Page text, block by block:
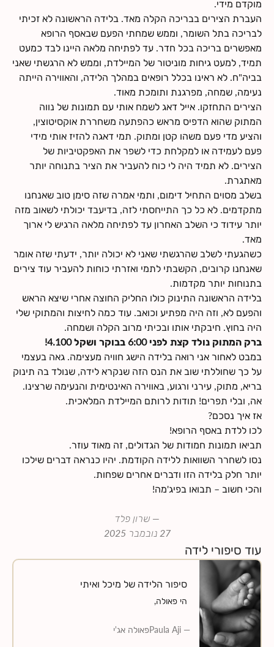
מוקדם מידי.
העברת הצירים בבריכה הקלה מאד. בלידה הראשונה לא זכיתי
לבריכה בתל השומר, וממש שמחתי הפעם שבאסף הרופא
מאפשרים בריכה בכל חדר. עד לפתיחה מלאה היינו לבד כמעט
תמיד, למעט גיחות מוניטור של המיילדת, וממש לא הרגשתי שאני
בביה"ח. לא ראינו בכלל רופאים במהלך הלידה, והאווירה הייתה
נעימה, שמחה, מפרגנת ותומכת מאוד.
הצירים התחזקו. אייל דאג לשמח אותי עם תמונות של נווה
המתוק שהוא הדפיס מראש כהפתעה משחררת אוקסיטוצין,
והציע מדי פעם משהו קטן ומתוק. תמי דאגה להזיז אותי מידי
פעם לעמידה או למקלחת כדי לשפר את האפקטיביות של
הצירים. לא תמיד היה לי כוח להעביר את הציר בתנוחה יותר
מאתגרת.
בשלב מסוים התחיל דימום, ותמי אמרה שזה סימן טוב שאנחנו
מתקדמים. לא כל כך התייחסתי לזה, בדיעבד יכולתי לשאוב מזה
יותר עידוד כי השלב האחרון עד לפתיחה מלאה הרגיש לי ארוך
מאד.
כשהגעתי לשלב שהרגשתי שאני לא יכולה יותר, ידעתי שזה אומר
שאנחנו קרובים, הקשבתי לתמי ואזרתי כוחות להעביר עוד צירים
בתנוחות יותר מקדמות.
בלידה הראשונה התינוק כולו החליק החוצה אחרי שיצא הראש
והפעם לא, וזה היה מפתיע וכואב. עוד כמה לחיצות והמתוקי שלי
היה בחוץ. חיבקתי אותו ובכיתי מרוב הקלה ושמחה.
ברק המתוק נולד קצת לפני 6:00 בבוקר ושקל 4.100!
במבט לאחור אני רואה בלידה הישג חוויה מעצימה. גאה בעצמי
על כך שחוללתי שוב את הנס הזה שנקרא לידה, שנולד בה תינוק
בריא, מתוק, עירני ורגוע, באווירה האינטימית והנעימה שרצינו.
אה, ובלי תפרים! תודות לרותם המיילדת המלאכית.
אז איך נסכם?
לכו ללדת באסף הרופא!
תביאו תמונות חמודות של הגדולים, זה מאוד עוזר.
נסו לשחרר השוואות ללידה הקודמת. יהיו כנראה דברים שילכו
יותר חלק בלידה הזו ודברים אחרים שפחות.
והכי חשוב – תבואו בפיג'מה!
— שרון פלד
27 נובמבר 2025
עוד סיפורי לידה
סיפור הלידה של מיכל ואיתי
רצינו לעדכן שב5.2 נולד הבן שלנו בלידה עוצמתית
—
Paula Ajiפאולה אג'י